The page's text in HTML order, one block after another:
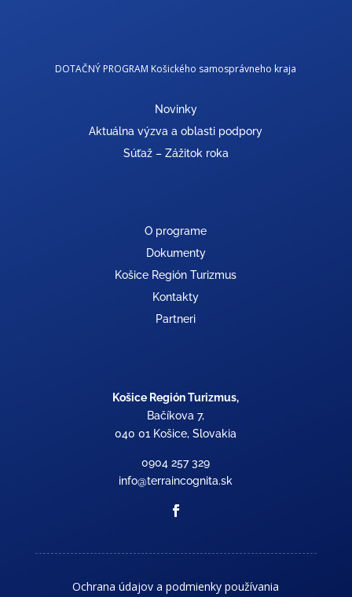
DOTAČNÝ PROGRAM Košického samosprávneho kraja
Novinky
Aktuálna výzva a oblasti podpory
Súťaž – Zážitok roka
O programe
Dokumenty
Košice Región Turizmus
Kontakty
Partneri
Košice Región Turizmus,
Bačíkova 7,
040 01 Košice, Slovakia
0904 257 329
info@terraincognita.sk
Ochrana údajov a podmienky používania